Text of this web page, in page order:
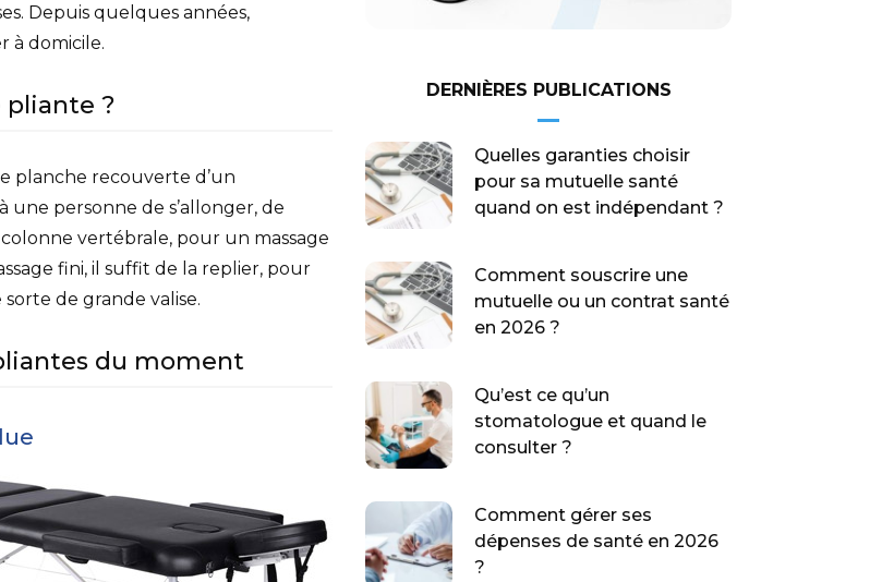
Depuis quelques années,
à domicile.
pliante ?
planche recouverte d’un
personne de s’allonger, de
vertébrale, pour un massage
fini, il suffit de la replier, pour
de grande valise.
du moment
DERNIÈRES PUBLICATIONS
Quelles garanties choisir
pour sa mutuelle santé
quand on est indépendant ?
Comment souscrire une
mutuelle ou un contrat santé
en 2026 ?
Qu’est ce qu’un
stomatologue et quand le
consulter ?
Comment gérer ses
dépenses de santé en 2026
?